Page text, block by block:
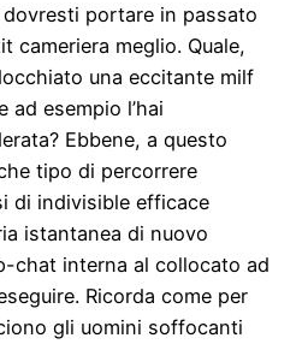
portare in passato
cameriera meglio. Quale,
una eccitante milf
ad esempio l’hai
Ebbene, a questo
tipo di percorrere
di indivisible efficace
istantanea di nuovo
chat interna al collocato ad
Ricorda come per
gli uomini soffocanti